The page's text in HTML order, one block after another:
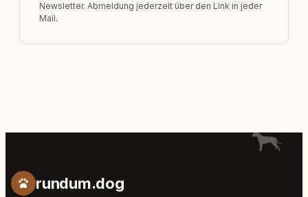
Newsletter. Abmeldung jederzeit über den Link in jeder
Mail.
rundum.dog